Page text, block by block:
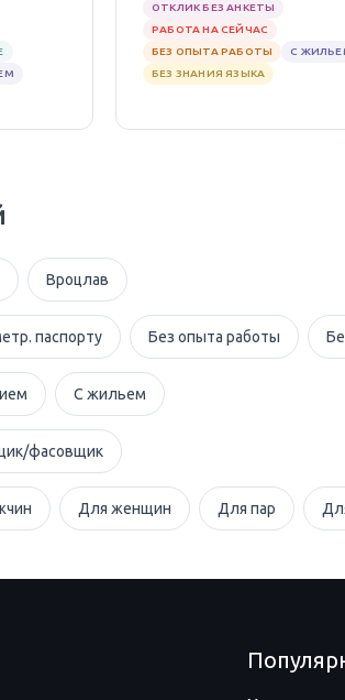
ОТКЛИК БЕЗ АНКЕТЫ
РАБОТА НА СЕЙЧАС
БЕЗ ОПЫТА РАБОТЫ
С
БЕЗ ЗНАНИЯ ЯЗЫКА
Вроцлав
паспорту Без опыта работы
С жильем
фасовщик
Для женщин Для пар